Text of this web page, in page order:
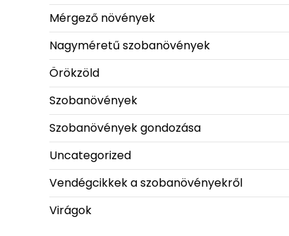
Mérgező növények
Nagyméretű szobanövények
Örökzöld
Szobanövények
Szobanövények gondozása
Uncategorized
Vendégcikkek a szobanövényekről
Virágok